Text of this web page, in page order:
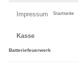
Impressum
Kasse
Startseite
Batteriefeuerwerk